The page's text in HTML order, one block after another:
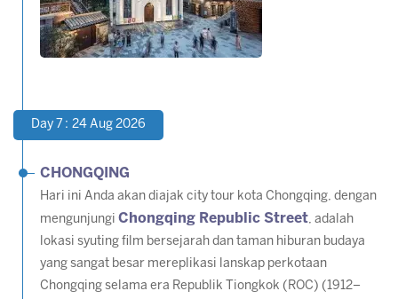
Day 7 : 24 Aug 2026
CHONGQING
Hari ini Anda akan diajak city tour kota Chongqing, dengan
mengunjungi Chongqing Republic Street, adalah
lokasi syuting film bersejarah dan taman hiburan budaya
yang sangat besar mereplikasi lanskap perkotaan
Chongqing selama era Republik Tiongkok (ROC) (1912–